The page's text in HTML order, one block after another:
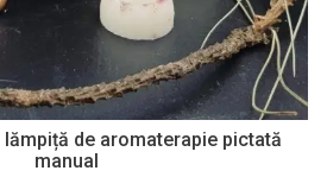
de aromaterapie pictată
manual